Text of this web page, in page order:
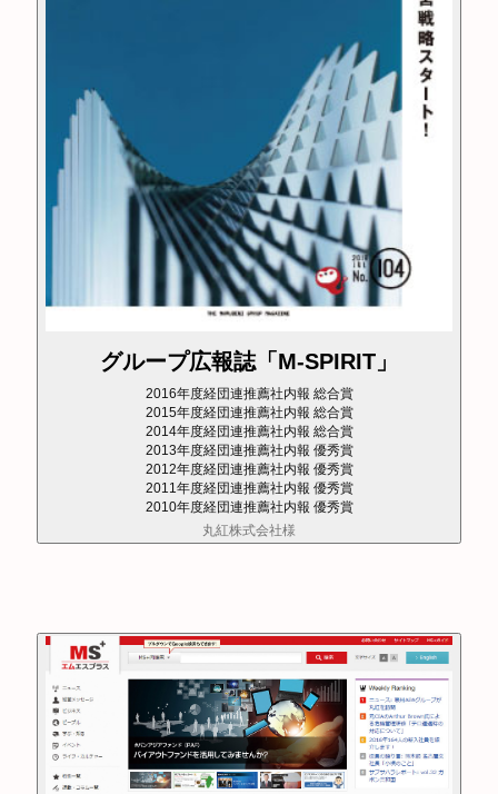
グループ広報誌「M-SPIRIT」
2016年度経団連推薦社内報 総合賞
2015年度経団連推薦社内報 総合賞
2014年度経団連推薦社内報 総合賞
2013年度経団連推薦社内報 優秀賞
2012年度経団連推薦社内報 優秀賞
2011年度経団連推薦社内報 優秀賞
2010年度経団連推薦社内報 優秀賞
丸紅株式会社様